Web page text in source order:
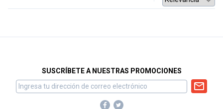
SUSCRÍBETE A NUESTRAS PROMOCIONES